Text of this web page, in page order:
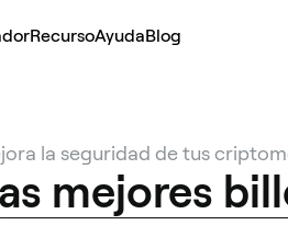
RecursoAyudaBlog
la seguridad de tus
mejores